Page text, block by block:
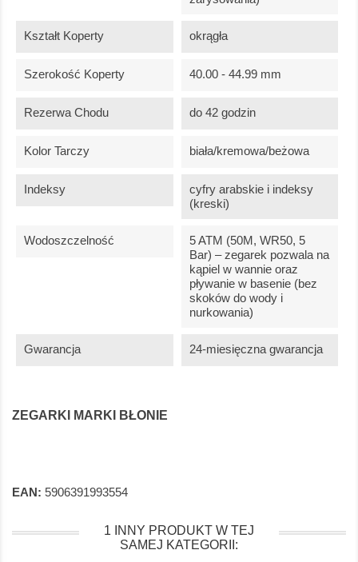
Kształt Koperty okrągła
Szerokość Koperty 40.00 - 44.99 mm
Rezerwa Chodu do 42 godzin
Kolor Tarczy biała/kremowa/beżowa
Indeksy
cyfry arabskie i indeksy
(kreski)
Wodoszczelność
5 ATM (50M, WR50, 5
Bar) – zegarek pozwala na
kąpiel w wannie oraz
pływanie w basenie (bez
skoków do wody i
nurkowania)
Gwarancja 24-miesięczna gwarancja
ZEGARKI MARKI BŁONIE
EAN: 5906391993554
1 INNY PRODUKT W TEJ
SAMEJ KATEGORII: